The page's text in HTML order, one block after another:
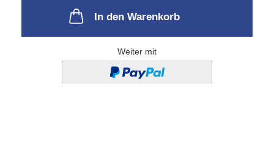
In den Warenkorb
Weiter mit